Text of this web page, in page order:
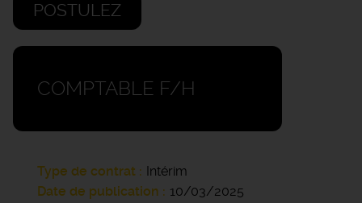
POSTULEZ
COMPTABLE F/H
Type de contrat
Intérim
Date de publication
10/03/2025